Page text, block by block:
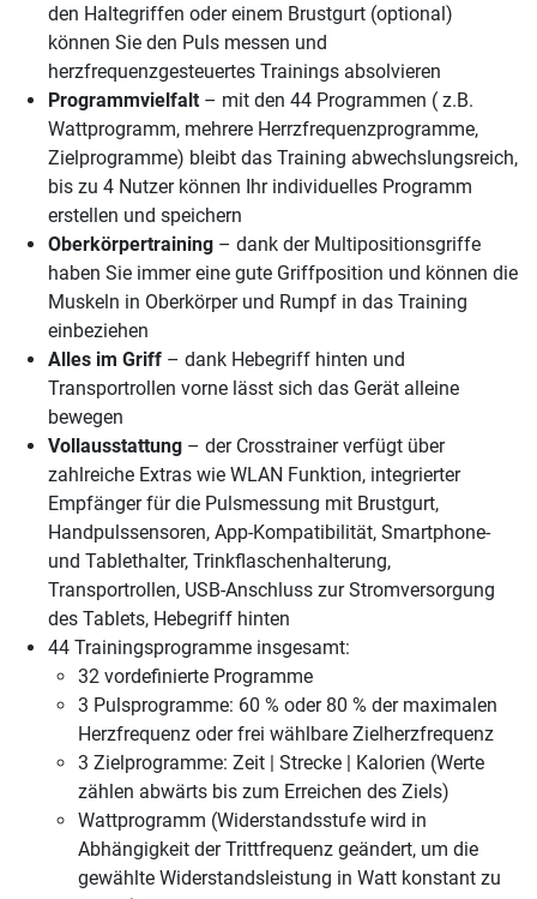
den Haltegriffen oder einem Brustgurt (optional)
können Sie den Puls messen und
herzfrequenzgesteuertes Trainings absolvieren
Programmvielfalt – mit den 44 Programmen ( z.B.
Wattprogramm, mehrere Herrzfrequenzprogramme,
Zielprogramme) bleibt das Training abwechslungsreich,
bis zu 4 Nutzer können Ihr individuelles Programm
erstellen und speichern
Oberkörpertraining – dank der Multipositionsgriffe
haben Sie immer eine gute Griffposition und können die
Muskeln in Oberkörper und Rumpf in das Training
einbeziehen
Alles im Griff – dank Hebegriff hinten und
Transportrollen vorne lässt sich das Gerät alleine
bewegen
Vollausstattung – der Crosstrainer verfügt über
zahlreiche Extras wie WLAN Funktion, integrierter
Empfänger für die Pulsmessung mit Brustgurt,
Handpulssensoren, App-Kompatibilität, Smartphone-
und Tablethalter, Trinkflaschenhalterung,
Transportrollen, USB-Anschluss zur Stromversorgung
des Tablets, Hebegriff hinten
44 Trainingsprogramme insgesamt:
32 vordefinierte Programme
3 Pulsprogramme: 60 % oder 80 % der maximalen
Herzfrequenz oder frei wählbare Zielherzfrequenz
3 Zielprogramme: Zeit | Strecke | Kalorien (Werte
zählen abwärts bis zum Erreichen des Ziels)
Wattprogramm (Widerstandsstufe wird in
Abhängigkeit der Trittfrequenz geändert, um die
gewählte Widerstandsleistung in Watt konstant zu